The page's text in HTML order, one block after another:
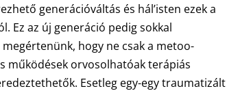
generációváltás és hál’isten ezek a
Ez az új generáció pedig sokkal
hogy ne csak a metoo-
működések orvosolhatóak terápiás
Esetleg egy-egy traumatizált